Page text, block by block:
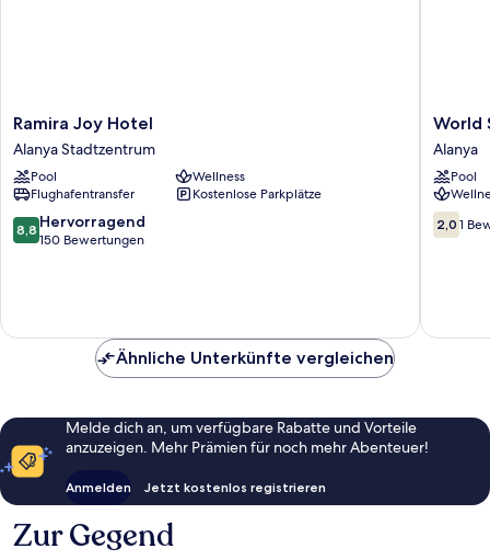
Ramira
Joy
Hotel
Alanya
Stadtzentrum
Ramira Joy Hotel
Alanya Stadtzentrum
Pool
Wellness
Flughafentransfer
Kostenlose Parkplätze
8.8
von
8,8 Hervorragend
150 Bewertungen
World
Star
Beach
Resort
&
Spa
Alanya
World
Alanya
Pool
2.0
von
2,0 1
Ähnliche Unterkünfte vergleichen
Melde dich an, um verfügbare Rabatte und Vorteile
anzuzeigen. Mehr Prämien für noch mehr Abenteuer!
Anmelden Jetzt kostenlos registrieren
Zur Gegend